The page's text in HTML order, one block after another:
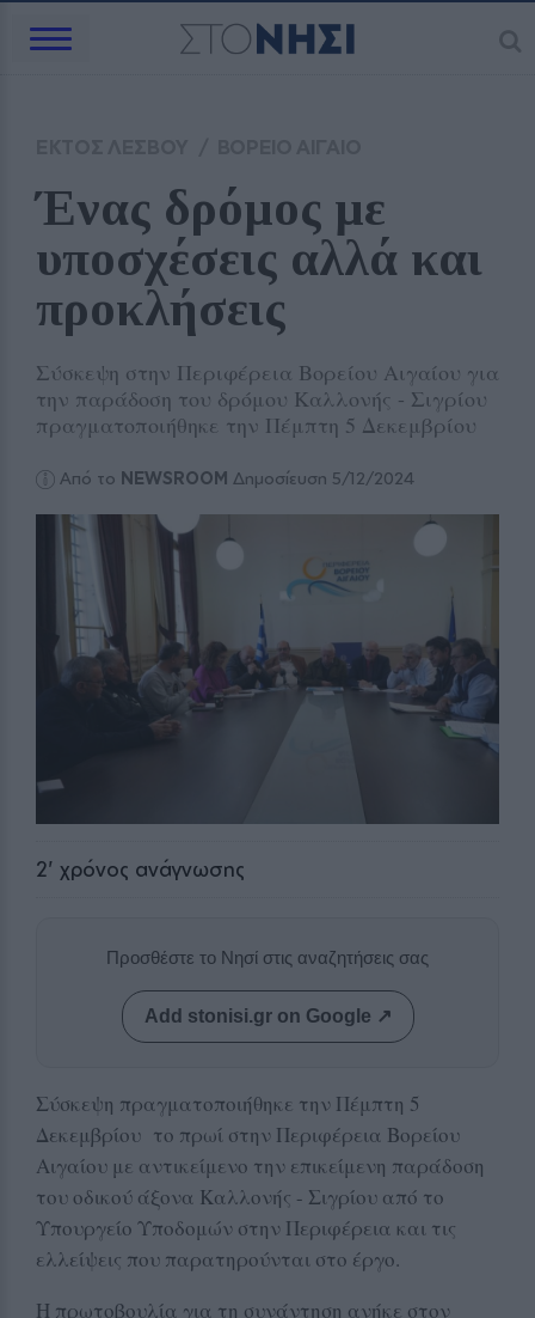
Ένας δρόμος με
υποσχέσεις αλλά και
προκλήσεις
Σύσκεψη στην Περιφέρεια Βορείου Αιγαίου για
την παράδοση του δρόμου Καλλονής - Σιγρίου
πραγματοποιήθηκε την Πέμπτη 5 Δεκεμβρίου
Από το NEWSROOM Δημοσίευση 5/12/2024
2' χρόνος ανάγνωσης
Προσθέστε το Νησί στις αναζητήσεις σας
Add stonisi.gr on Google ↗
Σύσκεψη πραγματοποιήθηκε την Πέμπτη 5
Δεκεμβρίου το πρωί στην Περιφέρεια Βορείου
Αιγαίου με αντικείμενο την επικείμενη παράδοση
του οδικού άξονα Καλλονής - Σιγρίου από το
Υπουργείο Υποδομών στην Περιφέρεια και τις
ελλείψεις που παρατηρούνται στο έργο.
Η πρωτοβουλία για τη συνάντηση ανήκε στον